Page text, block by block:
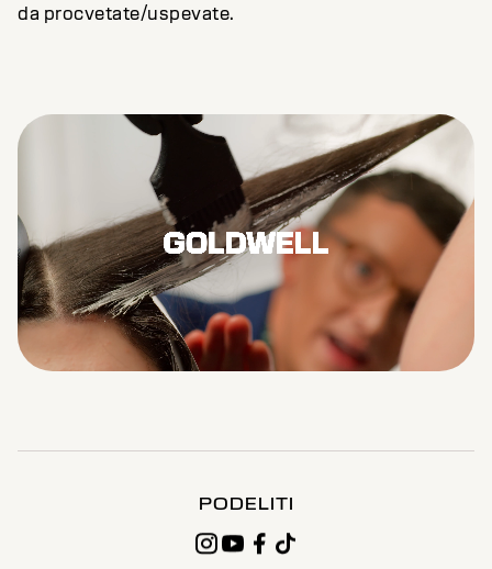
da procvetate/uspevate.
Loaded
0%
Progress:
Remaining
PODELITI